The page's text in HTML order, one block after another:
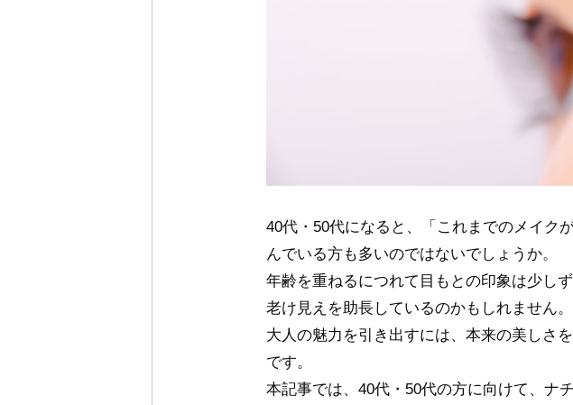
40代・50代になると、「これまでのメイク
んでいる方も多いのではないでしょうか。
年齢を重ねるにつれて目もとの印象は少し
老け見えを助長しているのかもしれません。
大人の魅力を引き出すには、本来の美しさ
です。
本記事では、40代・50代の方に向けて、ナ